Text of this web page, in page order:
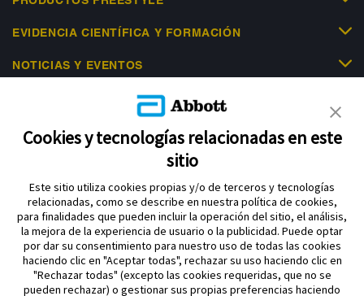
EVIDENCIA CIENTÍFICA Y FORMACIÓN
NOTICIAS Y EVENTOS
AYUDA
Política de privacidad
Aviso legal y términos y condiciones de uso Abbott
Cookies y tecnologías relacionadas en este
sitio
Este sitio utiliza cookies propias y/o de terceros y tecnologías
relacionadas, como se describe en nuestra política de cookies,
para finalidades que pueden incluir la operación del sitio, el análisis,
la mejora de la experiencia de usuario o la publicidad. Puede optar
por dar su consentimiento para nuestro uso de todas las cookies
haciendo clic en "Aceptar todas", rechazar su uso haciendo clic en
"Rechazar todas" (excepto las cookies requeridas, que no se
pueden rechazar) o gestionar sus propias preferencias haciendo